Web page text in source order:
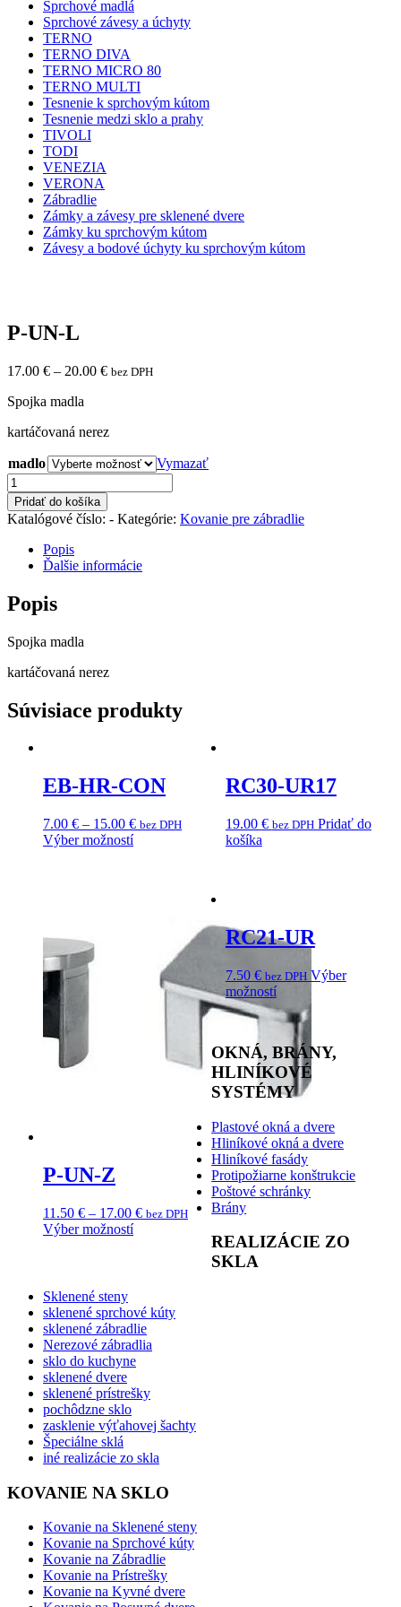
Sprchové madlá
Sprchové závesy a úchyty
TERNO
TERNO DIVA
TERNO MICRO 80
TERNO MULTI
Tesnenie k sprchovým kútom
Tesnenie medzi sklo a prahy
TIVOLI
TODI
VENEZIA
VERONA
Zábradlie
Zámky a závesy pre sklenené dvere
Zámky ku sprchovým kútom
Závesy a bodové úchyty ku sprchovým kútom
P-UN-L
17.00 € – 20.00 € bez DPH
Spojka madla
kartáčovaná nerez
madlo
Vymazať
množstvo
P-
UN-
L
Pridať do košíka
Katalógové číslo: - Kategórie: Kovanie pre zábradlie
Popis
Ďalšie informácie
Popis
Spojka madla
kartáčovaná nerez
Súvisiace produkty
EB-HR-CON
7.00 € – 15.00 € bez DPH
Výber možností
RC30-UR17
19.00 € bez DPH Pridať do
košíka
P-UN-Z
11.50 € – 17.00 € bez DPH
Výber možností
RC21-UR
7.50 € bez DPH Výber
možností
OKNÁ, BRÁNY,
HLINÍKOVÉ
SYSTÉMY
Plastové okná a dvere
Hliníkové okná a dvere
Hliníkové fasády
Protipožiarne konštrukcie
Poštové schránky
Brány
REALIZÁCIE ZO
SKLA
Sklenené steny
sklenené sprchové kúty
sklenené zábradlie
Nerezové zábradlia
sklo do kuchyne
sklenené dvere
sklenené prístrešky
pochôdzne sklo
zasklenie výťahovej šachty
Špeciálne sklá
iné realizácie zo skla
KOVANIE NA SKLO
Kovanie na Sklenené steny
Kovanie na Sprchové kúty
Kovanie na Zábradlie
Kovanie na Prístrešky
Kovanie na Kyvné dvere